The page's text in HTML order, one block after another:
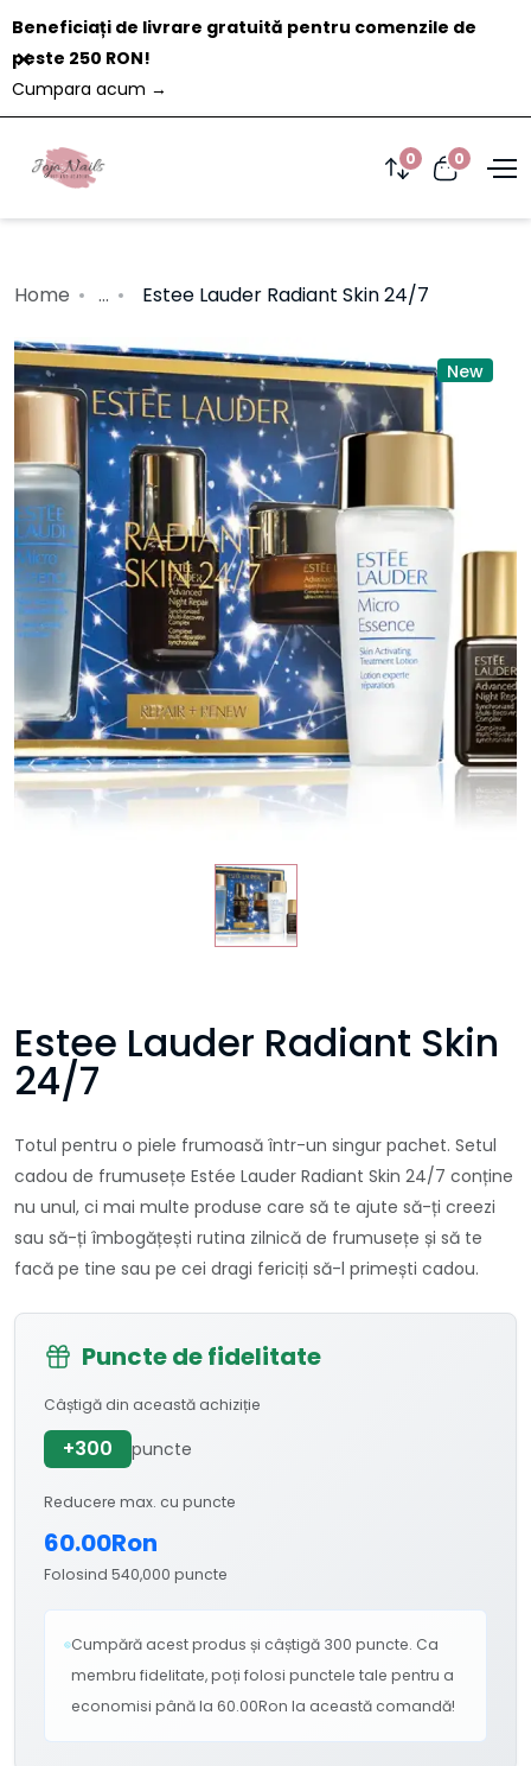
Beneficiați de livrare gratuită pentru comenzile de
peste 250 RON!
Cumpara acum →
Închide
0 0
Home ... Estee Lauder Radiant Skin 24/7
New
Estee Lauder Radiant Skin
24/7
Totul pentru o piele frumoasă într-un singur pachet. Setul
cadou de frumusețe Estée Lauder Radiant Skin 24/7 conține
nu unul, ci mai multe produse care să te ajute să-ți creezi
sau să-ți îmbogățești rutina zilnică de frumusețe și să te
facă pe tine sau pe cei dragi fericiți să-l primești cadou.
Puncte de fidelitate
Câștigă din această achiziție
+300 puncte
Reducere max. cu puncte
60.00Ron
Folosind 540,000 puncte
Cumpără acest produs și câștigă 300 puncte. Ca
membru fidelitate, poți folosi punctele tale pentru a
economisi până la 60.00Ron la această comandă!